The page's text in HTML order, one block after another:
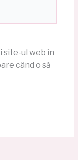
site-ul web în
când o să